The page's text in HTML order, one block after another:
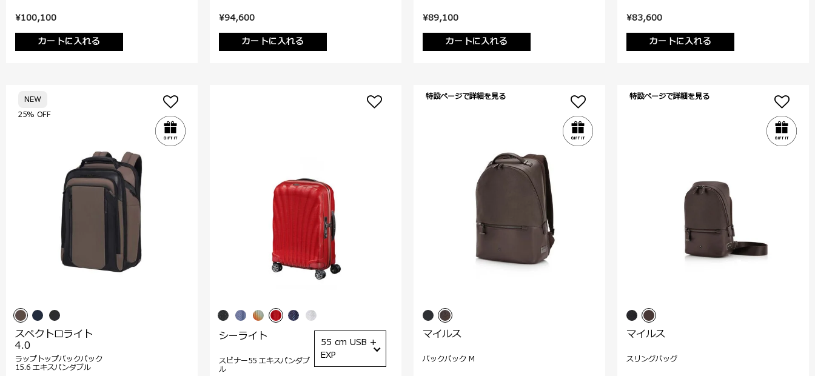
¥100,100
カートに入れる
¥94,600
カートに入れる
¥89,100
カートに入れる
¥83,600
カートに入れる
25% OFF
NEW
スペクトロライト
4.0
ラップトップバックパック
15.6 エキスパンダブル
シーライト
スピナー55 エキスパンダブ
ル
55 cm USB +
EXP
特設ページで詳細を見る
マイルス
バックパック M
特設ページで詳細を見る
マイルス
スリングバッグ